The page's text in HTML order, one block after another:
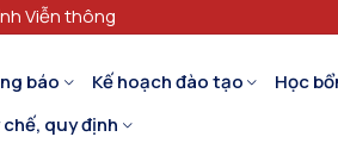
Viễn thông
báo Kế hoạch đào tạo Học
chế, quy định